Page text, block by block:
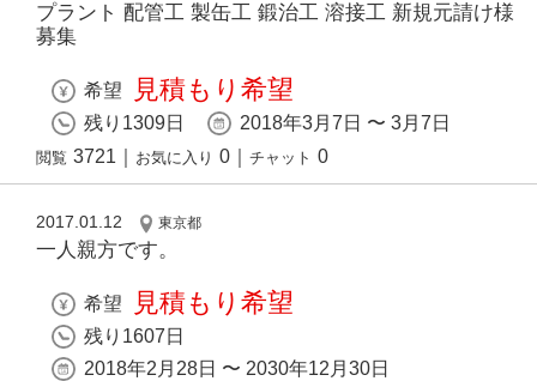
プラント 配管工 製缶工 鍛治工 溶接工 新規元請け様
募集
希望 見積もり希望
残り1309日 2018年3月7日 〜 3月7日
閲覧 3721 お気に入り 0 チャット 0
2017.01.12 東京都
一人親方です。
希望 見積もり希望
残り1607日
2018年2月28日 〜 2030年12月30日